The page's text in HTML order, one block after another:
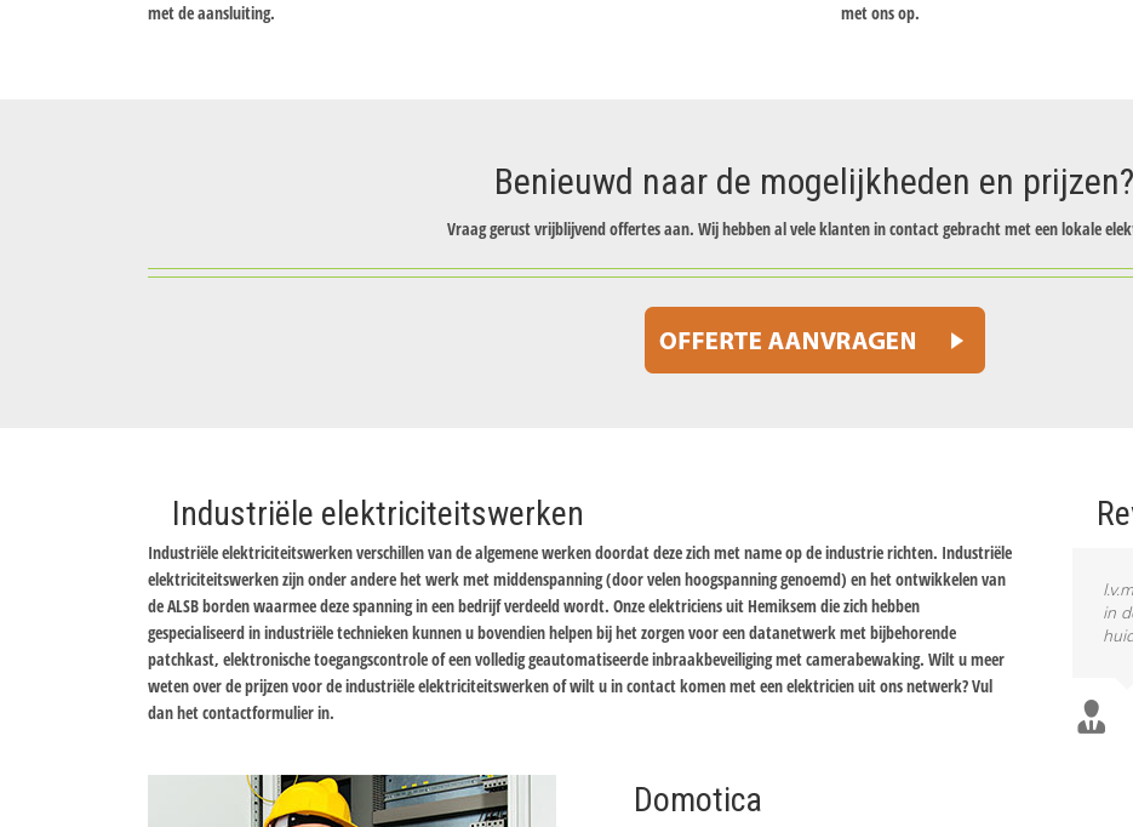
met de aansluiting.
met ons op.
Benieuwd naar de mogelijkheden en prijzen?
Vraag gerust vrijblijvend offertes aan. Wij hebben al vele klanten in contact gebracht met een lokale
Industriële elektriciteitswerken
Industriële elektriciteitswerken verschillen van de algemene werken doordat deze zich met name op de industrie richten. Industriële
elektriciteitswerken zijn onder andere het werk met middenspanning (door velen hoogspanning genoemd) en het ontwikkelen van
de ALSB borden waarmee deze spanning in een bedrijf verdeeld wordt. Onze elektriciens uit Hemiksem die zich hebben
gespecialiseerd in industriële technieken kunnen u bovendien helpen bij het zorgen voor een datanetwerk met bijbehorende
patchkast, elektronische toegangscontrole of een volledig geautomatiseerde inbraakbeveiliging met camerabewaking. Wilt u meer
weten over de prijzen voor de industriële elektriciteitswerken of wilt u in contact komen met een elektricien uit ons netwerk? Vul
dan het contactformulier in.
in
Domotica